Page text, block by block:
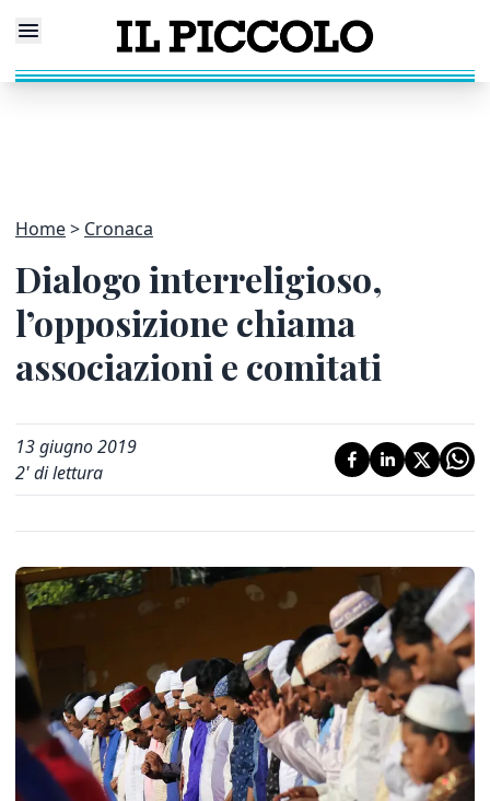
Home Cronaca
Dialogo interreligioso,
l’opposizione chiama
associazioni e comitati
13 giugno 2019
2' di lettura